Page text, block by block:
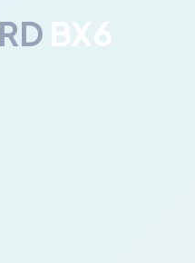
BX6